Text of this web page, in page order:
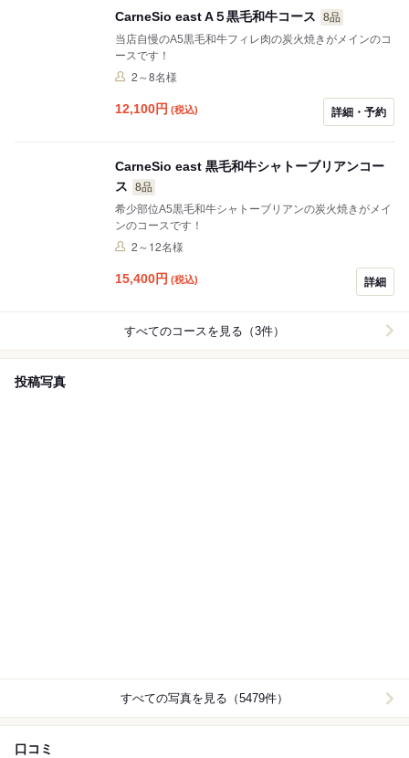
CarneSio east A５黒毛和牛コース
8品
当店自慢のA5黒毛和牛フィレ肉の炭火焼きがメインのコ
ースです！
2～8名様
12,100円 (税込) 詳細・予約
CarneSio east 黒毛和牛シャトーブリアンコー
ス
8品
希少部位A5黒毛和牛シャトーブリアンの炭火焼きがメイ
ンのコースです！
2～12名様
15,400円 (税込) 詳細
すべてのコースを見る（3件）
投稿写真
すべての写真を見る（5479件）
口コミ